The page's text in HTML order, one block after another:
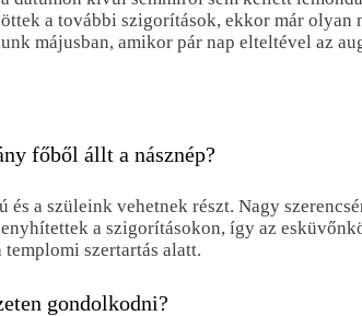
a további szigorítások, ekkor már olyan
májusban, amikor pár nap elteltével az
főből állt a násznép?
a szüleink vehetnek részt. Nagy
a szigorításokon, így az
szertartás alatt.
gondolkodni?